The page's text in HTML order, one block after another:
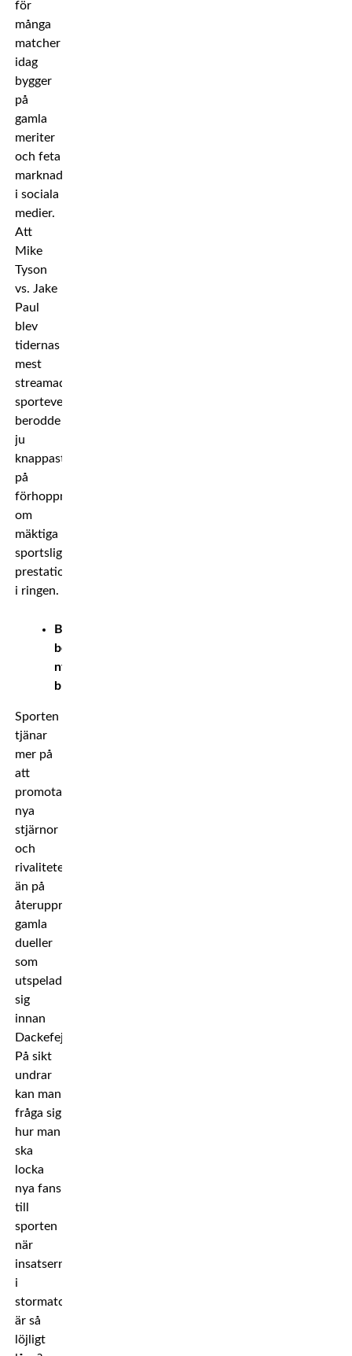
för
många
matcher
idag
bygger
på
gamla
meriter
och feta
marknadsföringskampanjer
i sociala
medier.
Att
Mike
Tyson
vs. Jake
Paul
blev
tidernas
mest
streamade
sportevent
berodde
ju
knappast
på
förhoppningar
om
mäktiga
sportsliga
prestationer
i ringen.
Boxningen
behöver
nytt
blod!
Sporten
tjänar
mer på
att
promota
nya
stjärnor
och
rivaliteter
än på
återupprepade
gamla
dueller
som
utspelade
sig
innan
Dackefejden.
På sikt
undrar
kan man
fråga sig
hur man
ska
locka
nya fans
till
sporten
när
insatserna
i
stormatcherna
är så
löjligt